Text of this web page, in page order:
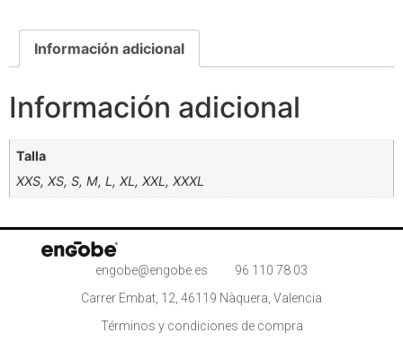
Información adicional
Información adicional
Talla
XXS, XS, S, M, L, XL, XXL, XXXL
engobe@engobe.es
96 110 78 03
Carrer Embat, 12, 46119 Nàquera, Valencia
Términos y condiciones de compra